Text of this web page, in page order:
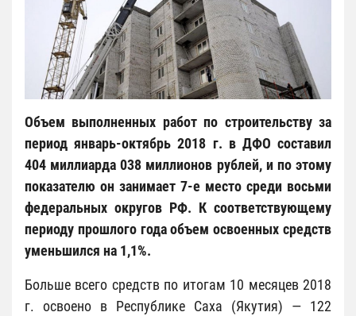
Объем выполненных работ по строительству за
период январь-октябрь 2018 г. в ДФО составил
404 миллиарда 038 миллионов рублей, и по этому
показателю он занимает 7-е место среди восьми
федеральных округов РФ. К соответствующему
периоду прошлого года объем освоенных средств
уменьшился на 1,1%.
Больше всего средств по итогам 10 месяцев 2018
г. освоено в Республике Саха (Якутия) — 122